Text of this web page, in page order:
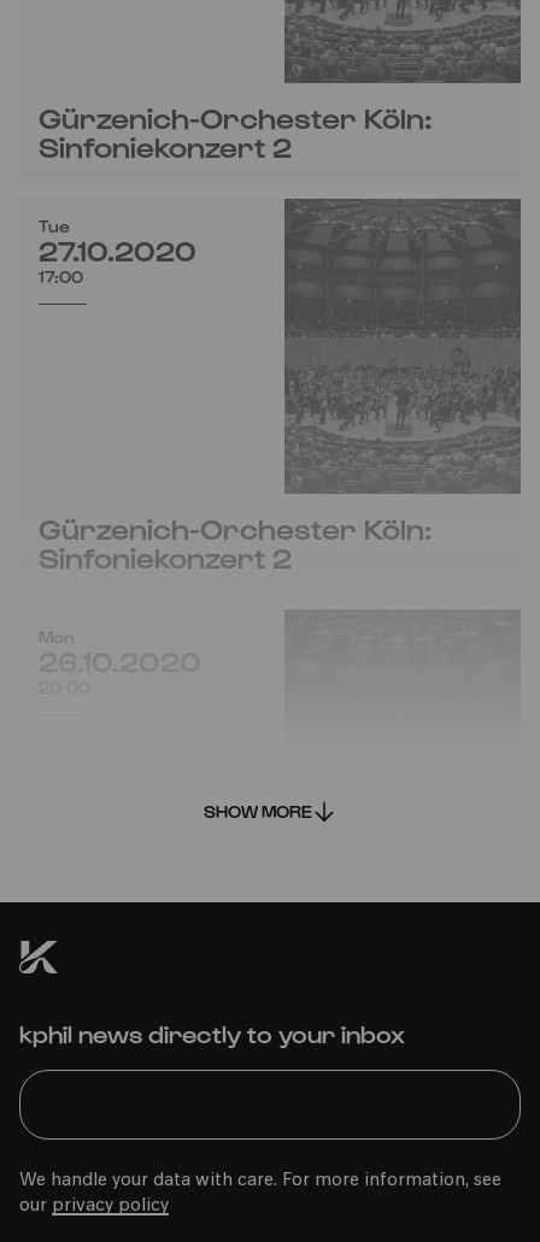
Gürzenich-Orchester Köln:
Sinfoniekonzert 2
Tue
27.10.2020
17:00
Gürzenich-Orchester Köln:
Sinfoniekonzert 2
Mon
Gürzenich-Orchester Köln:
Sinfoniekonzert 2
17:00
SHOW MORE
kphil news directly to your inbox
We handle your data with care. For more information, see
our privacy policy